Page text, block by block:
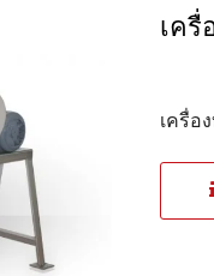
เครื่
เครื่อ